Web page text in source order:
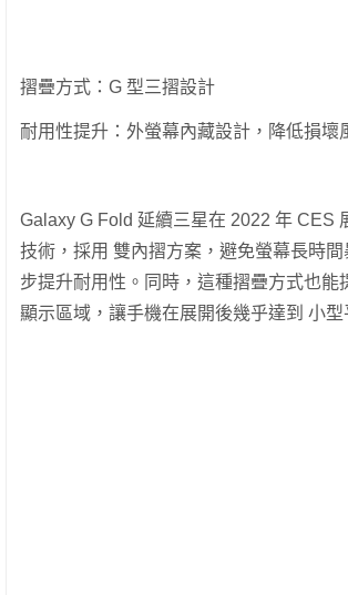
摺疊方式：G 型三摺設計
耐用性提升：外螢幕內藏設計，降低損壞
Galaxy G Fold 延續三星在 2022 年 CES
技術，採用 雙內摺方案，避免螢幕長時
步提升耐用性。同時，這種摺疊方式也能
顯示區域，讓手機在展開後幾乎達到 小型